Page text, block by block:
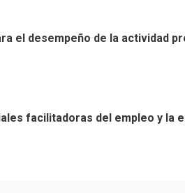
el desempeño de la actividad
facilitadoras del empleo y la